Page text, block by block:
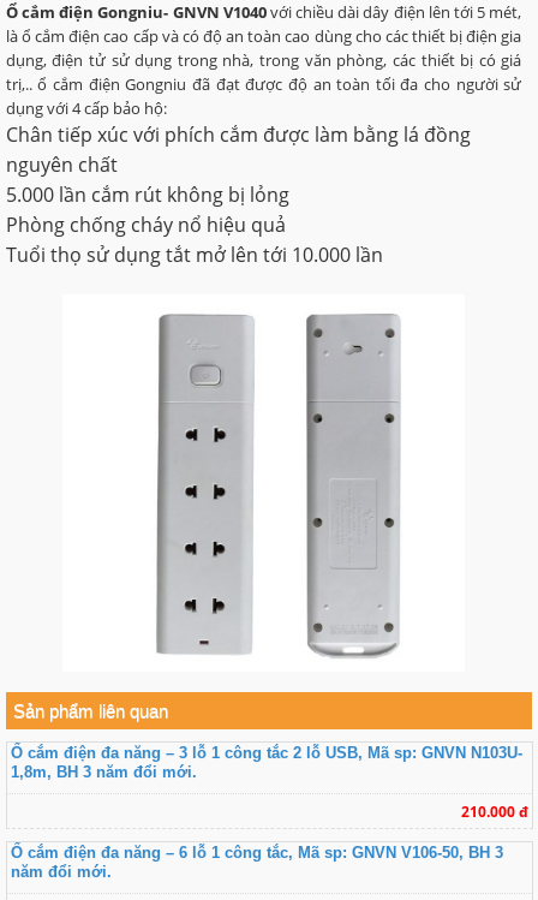
Ổ cắm điện Gongniu- GNVN V1040với chiều dài dây điện lên tới 5 mét,
là ổ cắm điện cao cấp và có độ an toàn cao dùng cho các thiết bị điện gia
dụng, điện tử sử dụng trong nhà, trong văn phòng, các thiết bị có giá
trị,.. ổ cắm điện Gongniu đã đạt được độ an toàn tối đa cho người sử
dụng với 4 cấp bảo hộ:
Chân tiếp xúc với phích cắm được làm bằng lá đồng
nguyên chất
5.000 lần cắm rút không bị lỏng
Phòng chống cháy nổ hiệu quả
Tuổi thọ sử dụng tắt mở lên tới 10.000 lần
Sản phẩm liên quan
Ổ cắm điện đa năng – 3 lỗ 1 công tắc 2 lỗ USB, Mã sp: GNVN N103U-
1,8m, BH 3 năm đổi mới.
210.000 đ
Ổ cắm điện đa năng – 6 lỗ 1 công tắc, Mã sp: GNVN V106-50, BH 3
năm đổi mới.